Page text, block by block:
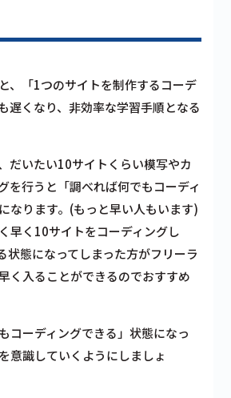
、「1つのサイトを制作するコーデ
遅くなり、非効率な学習手順となる
だいたい10サイトくらい模写やカ
を行うと「調べれば何でもコーディ
なります。(もっと早い人もいます)
早く10サイトをコーディングし
状態になってしまった方がフリーラ
く入ることができるのでおすすめ
コーディングできる」状態になっ
意識していくようにしましょ